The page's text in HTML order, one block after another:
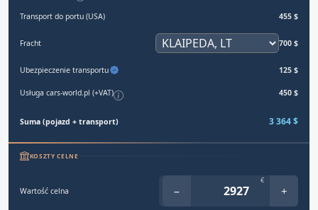
Transport do portu (USA) 455 $
Fracht 700 $
Ubezpieczenie transportu 125 $
Usługa cars-world.pl (+VAT) 450 $
Suma (pojazd + transport) 3 364 $
KOSZTY CELNE
Wartość celna −
€
+